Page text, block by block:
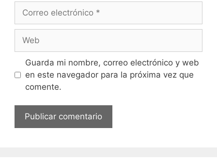
electrónico
Guarda mi nombre, correo electrónico y web
en este navegador para la próxima vez que
comente.